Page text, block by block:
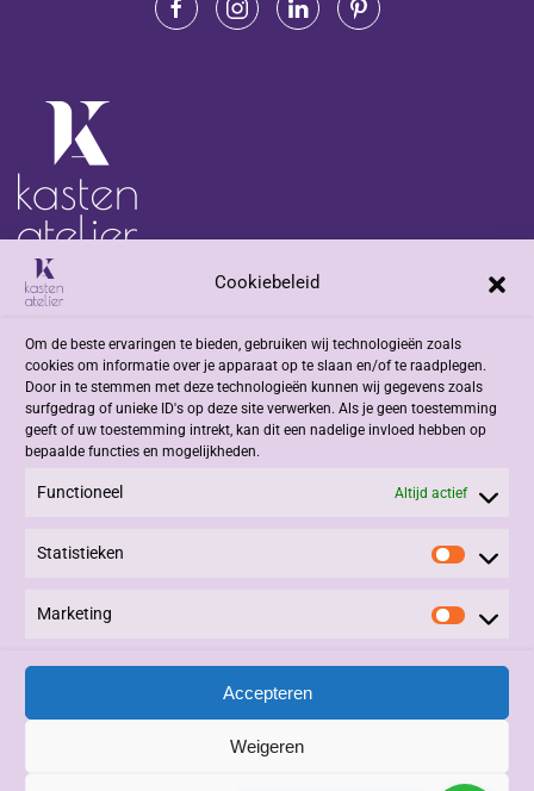
Cookiebeleid
Om de beste ervaringen te bieden, gebruiken wij technologieën zoals
cookies om informatie over je apparaat op te slaan en/of te raadplegen.
Door in te stemmen met deze technologieën kunnen wij gegevens zoals
surfgedrag of unieke ID's op deze site verwerken. Als je geen toestemming
geeft of uw toestemming intrekt, kan dit een nadelige invloed hebben op
bepaalde functies en mogelijkheden.
Functioneel Altijd actief
Statistieken
Marketing
Accepteren
Weigeren
Adres
Jacob Romenweg 2
6042 EZ Roermond
Contact
+31 (0)475 332908
Privacy Statement
Alle rechten voorbehouden © 2025, Kasten Atelier.
Beheer en Onderhoud:3PDesign|Vivere|LinQxx.